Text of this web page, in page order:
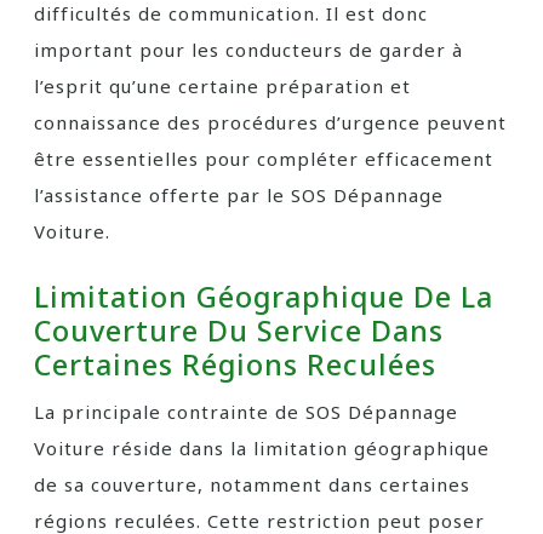
difficultés de communication. Il est donc
important pour les conducteurs de garder à
l’esprit qu’une certaine préparation et
connaissance des procédures d’urgence peuvent
être essentielles pour compléter efficacement
l’assistance offerte par le SOS Dépannage
Voiture.
Limitation Géographique De La
Couverture Du Service Dans
Certaines Régions Reculées
La principale contrainte de SOS Dépannage
Voiture réside dans la limitation géographique
de sa couverture, notamment dans certaines
régions reculées. Cette restriction peut poser